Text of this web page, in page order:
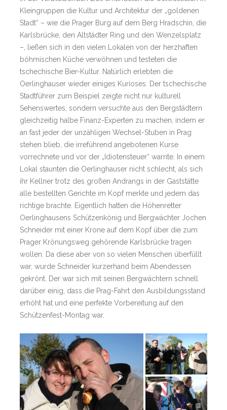
Kleingruppen die Kultur und Architektur der „goldenen
Stadt“ – wie die Prager Burg auf dem Berg Hradschin, die
Karlsbrücke, den Altstädter Ring und den Wenzelsplatz
–, ließen sich in den vielen Lokalen von der herzhaften
böhmischen Küche verwöhnen und testeten die
tschechische Bier-Kultur. Natürlich erlebten die
Oerlinghauser wieder einiges Kurioses. Der tschechische
Stadtführer zum Beispiel zeigte nicht nur kulturell
Sehenswertes, sondern versuchte aus den Bergstädtern
gleichzeitig halbe Finanz-Experten zu machen, indem er
an fast jeder der unzähligen Wechsel-Stuben in Prag
stehen blieb, die irreführend angebotenen Kurse
vorrechnete und vor der „Idiotensteuer“ warnte. In einem
Lokal staunten die Oerlinghauser nicht schlecht, als sich
ihr Kellner trotz des großen Andrangs in der Gaststätte
alle bestellten Gerichte im Kopf merkte und jedem das
richtige brachte. Eigentlich hatten die Höhenretter
Oerlinghausens Schützenkönig und Bergwächter Jochen
Schneider mit einer Krone auf dem Kopf über die zum
Prager Krönungsweg gehörende Karlsbrücke tragen
wollen. Da diese aber von so vielen Menschen überfüllt
war, wurde Schneider kurzerhand beim Abendessen
gekrönt. Der war sich mit seinen Bergwächtern schnell
darüber einig, dass die Prag-Fahrt den Ausbildungsstand
erhöht hat und eine perfekte Vorbereitung auf den
Schützenfest-Montag war.